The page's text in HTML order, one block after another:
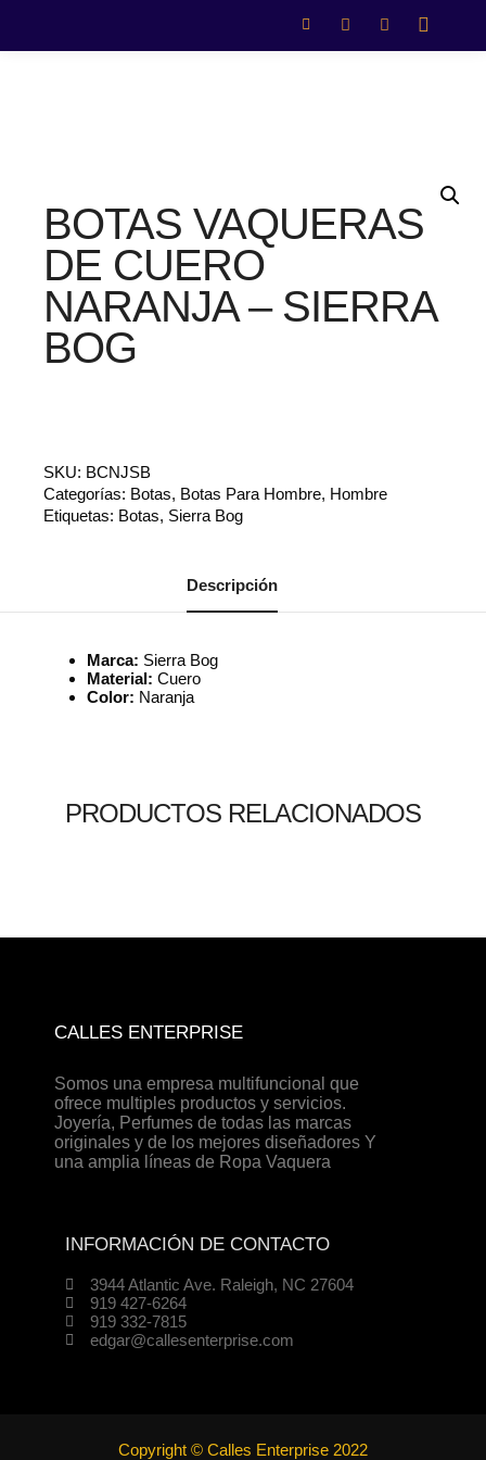
BOTAS VAQUERAS
DE CUERO
NARANJA – SIERRA
BOG
SKU: BCNJSB
Categorías: Botas, Botas Para Hombre, Hombre
Etiquetas: Botas, Sierra Bog
Descripción
Marca: Sierra Bog
Material: Cuero
Color: Naranja
PRODUCTOS RELACIONADOS
CALLES ENTERPRISE
Somos una empresa multifuncional que
ofrece multiples productos y servicios.
Joyería, Perfumes de todas las marcas
originales y de los mejores diseñadores Y
una amplia líneas de Ropa Vaquera
INFORMACIÓN DE CONTACTO
3944 Atlantic Ave. Raleigh, NC 27604
919 427-6264
919 332-7815
edgar@callesenterprise.com
Copyright © Calles Enterprise 2022